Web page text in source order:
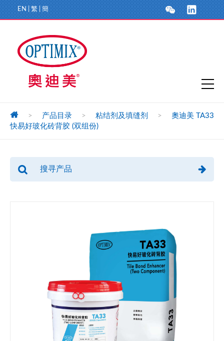
EN 繁 簡
> 产品目录 > 粘结剂及填缝剂 >
奧迪美 TA33
快易好玻化砖背胶 (双组份)